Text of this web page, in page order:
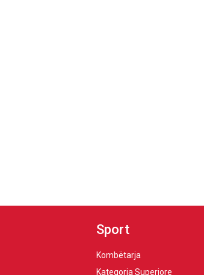
Sport
Kombëtarja
Kategoria Superiore